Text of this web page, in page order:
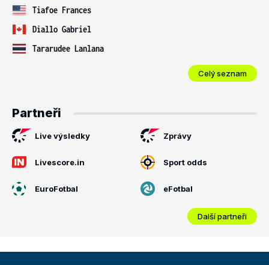
Tiafoe Frances
Diallo Gabriel
Tararudee Lanlana
Celý seznam
Partneři
Live výsledky Zprávy
Livescore.in Sport odds
EuroFotbal eFotbal
Další partneři